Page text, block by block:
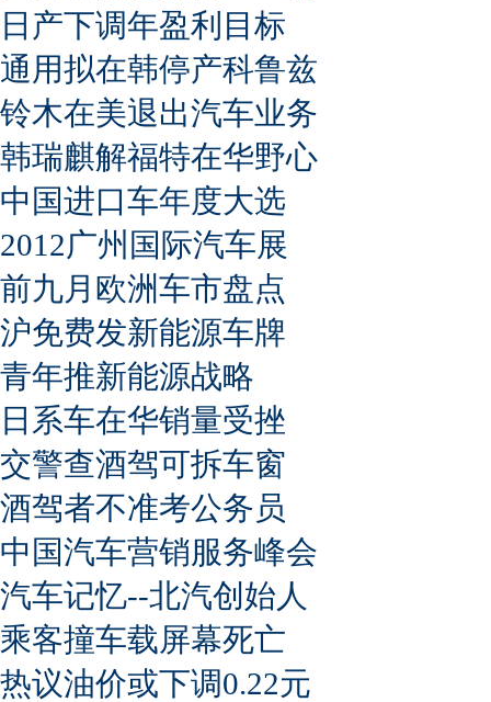
日产下调年盈利目标
通用拟在韩停产科鲁兹
铃木在美退出汽车业务
韩瑞麒解福特在华野心
中国进口车年度大选
2012广州国际汽车展
前九月欧洲车市盘点
沪免费发新能源车牌
青年推新能源战略
日系车在华销量受挫
交警查酒驾可拆车窗
酒驾者不准考公务员
中国汽车营销服务峰会
汽车记忆--北汽创始人
乘客撞车载屏幕死亡
热议油价或下调0.22元